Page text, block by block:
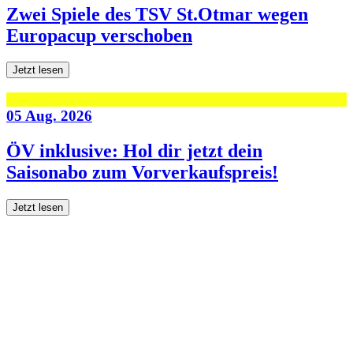
Zwei Spiele des TSV St.Otmar wegen
Europacup verschoben
Jetzt lesen
05 Aug. 2026
ÖV inklusive: Hol dir jetzt dein
Saisonabo zum Vorverkaufspreis!
Jetzt lesen